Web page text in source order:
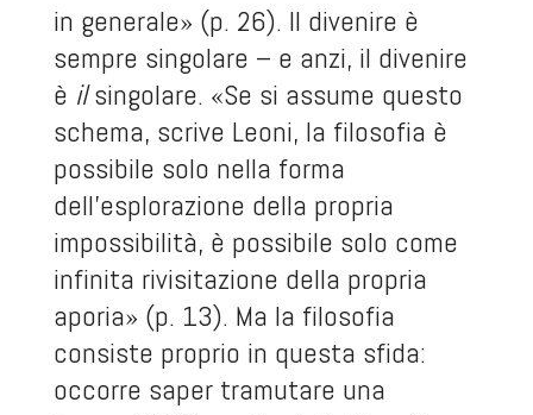
in generale» (p. 26). Il divenire è
sempre singolare – e anzi, il divenire
è ilsingolare. «Se si assume questo
schema, scrive Leoni, la filosofia è
possibile solo nella forma
dell’esplorazione della propria
impossibilità, è possibile solo come
infinita rivisitazione della propria
aporia» (p. 13). Ma la filosofia
consiste proprio in questa sfida:
occorre saper tramutare una